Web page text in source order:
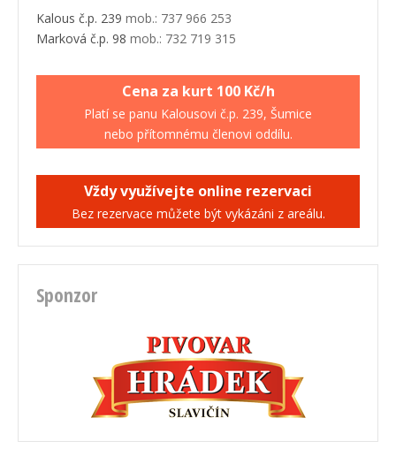
Kalous č.p. 239 mob.: 737 966 253
Marková č.p. 98 mob.: 732 719 315
Cena za kurt 100 Kč/h
Platí se panu Kalousovi č.p. 239, Šumice
nebo přítomnému členovi oddílu.
Vždy využívejte online rezervaci
Bez rezervace můžete být vykázáni z areálu.
Sponzor